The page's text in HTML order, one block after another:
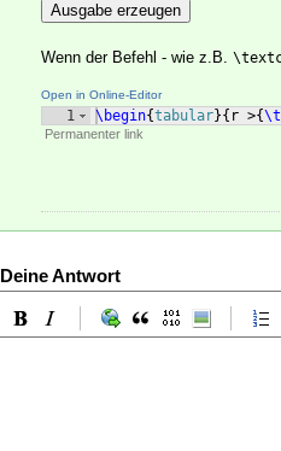
Ausgabe erzeugen
Wenn der Befehl - wie z.B.
Open in Online-Editor
1 \begin{tabular}{ r >{
Permanenter link
Deine Antwort